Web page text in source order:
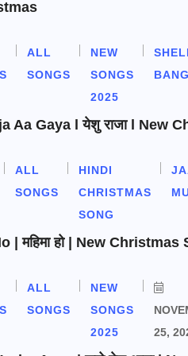
ALL
SONGS
NEW
SONGS
2025
Aa Gaya l येशु राजा l New
ALL
SONGS
HINDI
CHRISTMAS
SONG
| महिमा हो | New Christmas
ALL
SONGS
NEW
SONGS
2025
25,